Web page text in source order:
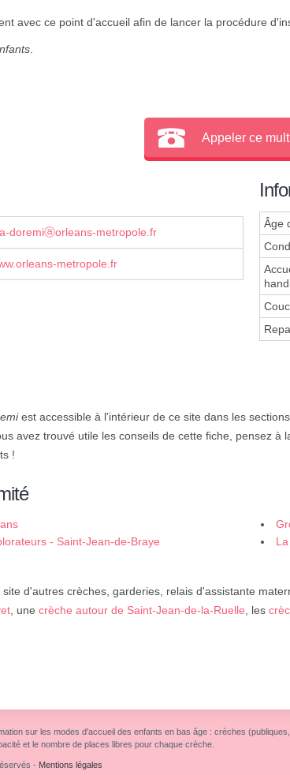
avec ce point d'accueil afin de lancer la procédure
.
Appeler ce
doremiⓐorleans-metropole.fr
metropole.fr
Âge
est accessible à l'intérieur de ce site dans les
avez trouvé utile les conseils de cette fiche, pensez à
!
- Saint-Jean-de-Braye
d'autres crèches, garderies, relais d'assistante
, une crèche autour de Saint-Jean-de-la-Ruelle, les
sur les modes d'accueil des enfants en bas âge : crèches
et le nombre de places libres pour chaque crèche.
- Mentions légales